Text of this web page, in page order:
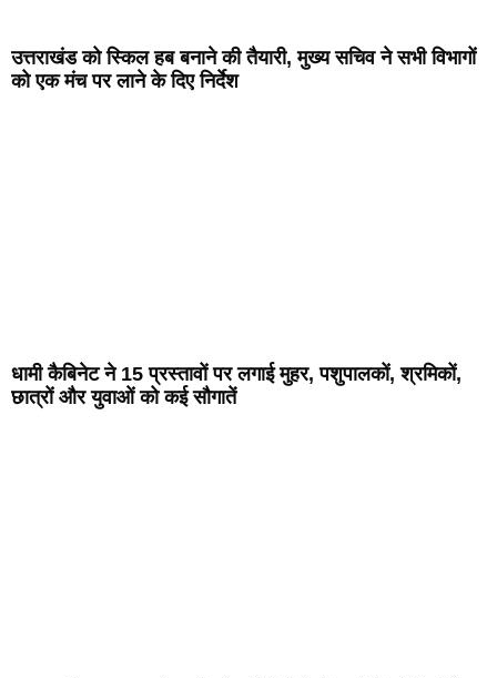
उत्तराखंड को स्किल हब बनाने की तैयारी, मुख्य सचिव ने सभी विभागों
को एक मंच पर लाने के दिए निर्देश
धामी कैबिनेट ने 15 प्रस्तावों पर लगाई मुहर, पशुपालकों, श्रमिकों,
छात्रों और युवाओं को कई सौगातें